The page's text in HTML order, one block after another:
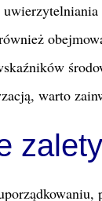
warto